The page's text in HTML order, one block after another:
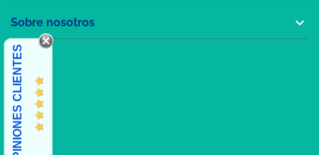
Sobre nosotros 
OPINIONES CLIENTES